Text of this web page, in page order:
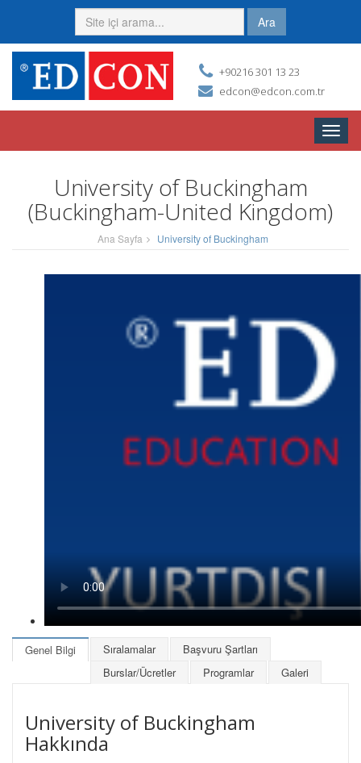
Ara
+90216 301 13 23
edcon@edcon.com.tr
Toggle
University of Buckingham
(Buckingham-United Kingdom)
Ana Sayfa University of Buckingham
Genel Bilgi Sıralamalar
Başvuru Şartları
Burslar/Ücretler
Programlar Galeri
University of Buckingham
Hakkında